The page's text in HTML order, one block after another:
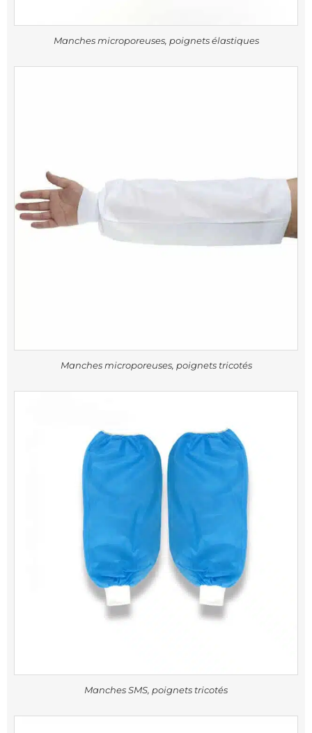
Manches microporeuses, poignets élastiques
Manches microporeuses, poignets tricotés
Manches SMS, poignets tricotés